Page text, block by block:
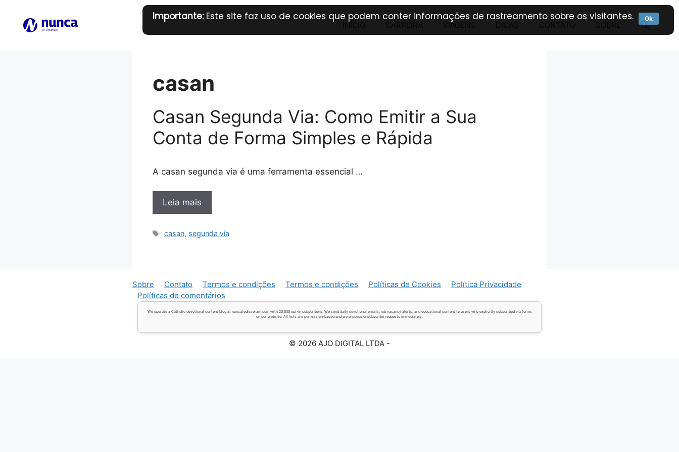
INÍCIO VIAGENS
casan
Casan Segunda Via: Como Emitir a Sua
Conta de Forma Simples e Rápida
A casan segunda via é uma ferramenta essencial …
Leia mais
Tags
casan, segunda via
Sobre Contato Termos e condições Termos e condições Políticas de Cookies
Política Privacidade
Políticas de comentários
We operate a Catholic devotional content blog at nuncatedisseram.com with 20,000 opt-in subscribers. We send daily devotional emails, job vacancy alerts, and educational content to users who explicitly subscribed via forms
on our website. All lists are permission-based and we process unsubscribe requests immediately.
© 2026 AJO DIGITAL LTDA -
Importante:Este site faz uso de cookies que podem conter informações de rastreamento sobre os visitantes. Ok